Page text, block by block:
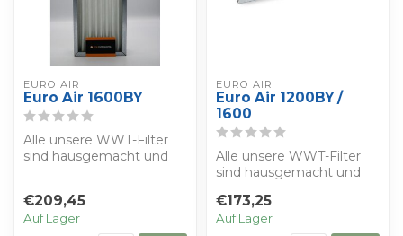
EURO AIR
Euro Air 1600BY
Alle unsere WWT-Filter
sind hausgemacht und
€209,45
Auf Lager
EURO AIR
Euro Air 1200BY /
1600
Alle unsere WWT-Filter
sind hausgemacht und
ISO 16890 herge...
€173,25
Auf Lager